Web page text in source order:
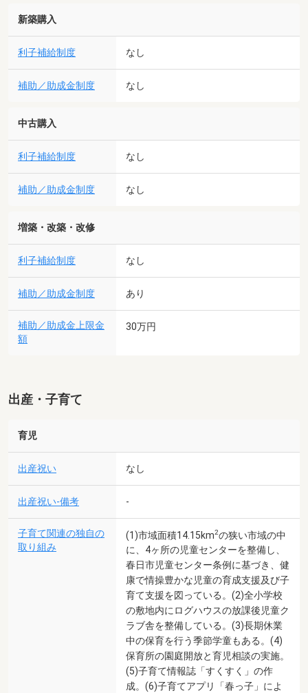
新築購入
利子補給制度 なし
補助／助成金制度 なし
中古購入
利子補給制度 なし
補助／助成金制度 なし
増築・改築・改修
利子補給制度 なし
補助／助成金制度 あり
補助／助成金上限金
額
30万円
出産・子育て
育児
出産祝い なし
出産祝い-備考 -
子育て関連の独自の
取り組み
(1)市域面積14.15km2の狭い市域の中
に、4ヶ所の児童センターを整備し、
春日市児童センター条例に基づき、健
康で情操豊かな児童の育成支援及び子
育て支援を図っている。(2)全小学校
の敷地内にログハウスの放課後児童ク
ラブ舎を整備している。(3)長期休業
中の保育を行う季節学童もある。(4)
保育所の園庭開放と育児相談の実施。
(5)子育て情報誌「すくすく」の作
成。(6)子育てアプリ「春っ子」によ